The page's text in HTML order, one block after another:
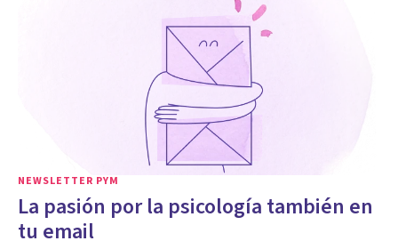
NEWSLETTER PYM
La pasión por la psicología también en
tu email